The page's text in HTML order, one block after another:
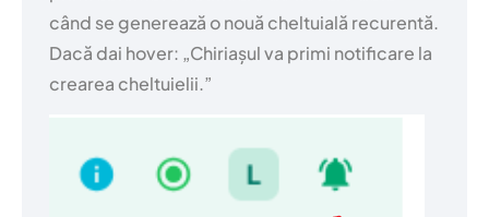
când se generează o nouă cheltuială recurentă.
Dacă dai hover: „Chiriașul va primi notificare la
crearea cheltuielii.”